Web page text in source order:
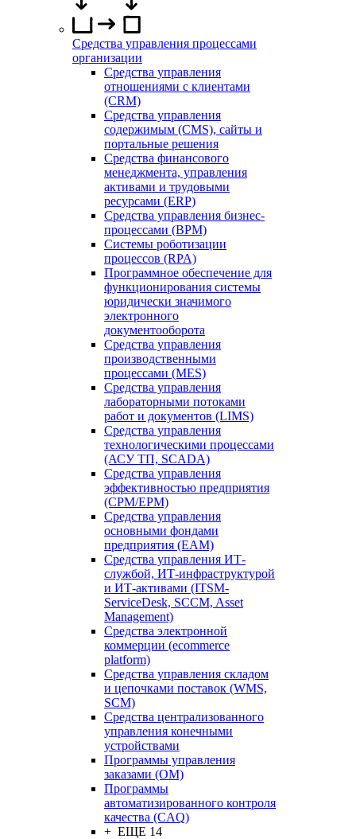
Средства управления процессами
организации
Средства управления
отношениями с клиентами
(CRM)
Средства управления
содержимым (CMS), сайты и
портальные решения
Средства финансового
менеджмента, управления
активами и трудовыми
ресурсами (ERP)
Средства управления бизнес-
процессами (BPM)
Системы роботизации
процессов (RPA)
Программное обеспечение для
функционирования системы
юридически значимого
электронного
документооборота
Средства управления
производственными
процессами (MES)
Средства управления
лабораторными потоками
работ и документов (LIMS)
Средства управления
технологическими процессами
(АСУ ТП, SCADA)
Средства управления
эффективностью предприятия
(CPM/EPM)
Средства управления
основными фондами
предприятия (EAM)
Средства управления ИТ-
службой, ИТ-инфраструктурой
и ИТ-активами (ITSM-
ServiceDesk, SCCM, Asset
Management)
Средства электронной
коммерции (ecommerce
platform)
Средства управления складом
и цепочками поставок (WMS,
SCM)
Средства централизованного
управления конечными
устройствами
Программы управления
заказами (OM)
Программы
автоматизированного контроля
качества (CAQ)
+ ЕЩЕ 14